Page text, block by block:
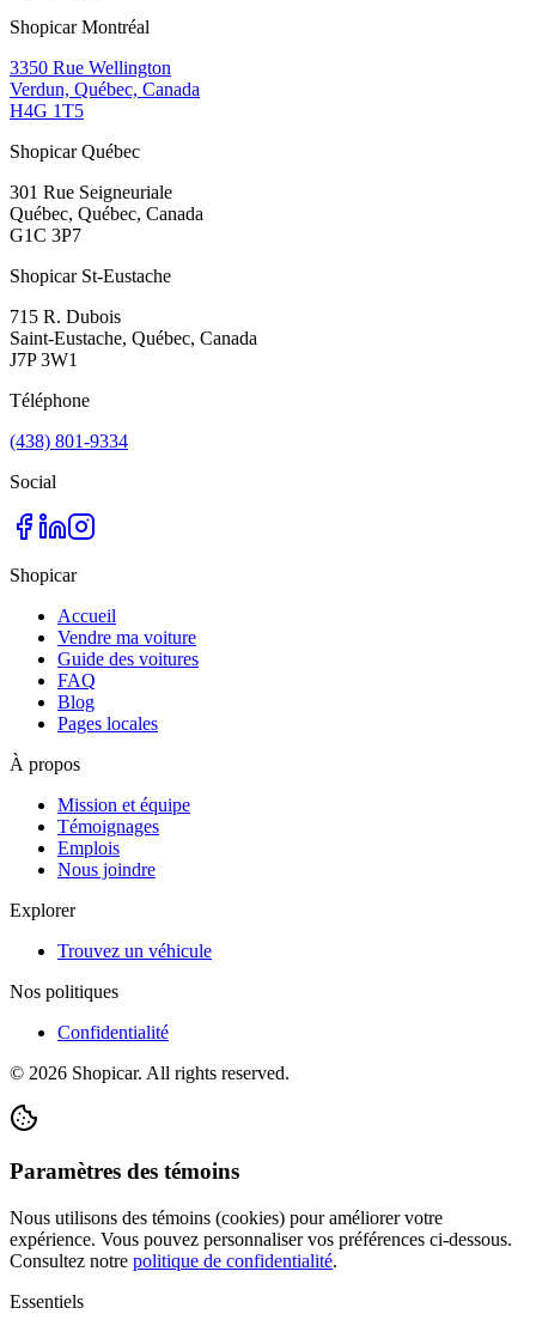
Shopicar Montréal
3350 Rue Wellington
Verdun, Québec, Canada
H4G 1T5
Shopicar Québec
301 Rue Seigneuriale
Québec, Québec, Canada
G1C 3P7
Shopicar St-Eustache
715 R. Dubois
Saint-Eustache, Québec, Canada
J7P 3W1
Téléphone
(438) 801-9334
Social
Shopicar
Accueil
Vendre ma voiture
Guide des voitures
FAQ
Blog
Pages locales
À propos
Mission et équipe
Témoignages
Emplois
Nous joindre
Explorer
Trouvez un véhicule
Nos politiques
Confidentialité
© 2026 Shopicar. All rights reserved.
Paramètres des témoins
Nous utilisons des témoins (cookies) pour améliorer votre
expérience. Vous pouvez personnaliser vos préférences ci-dessous.
Consultez notre politique de confidentialité.
Essentiels